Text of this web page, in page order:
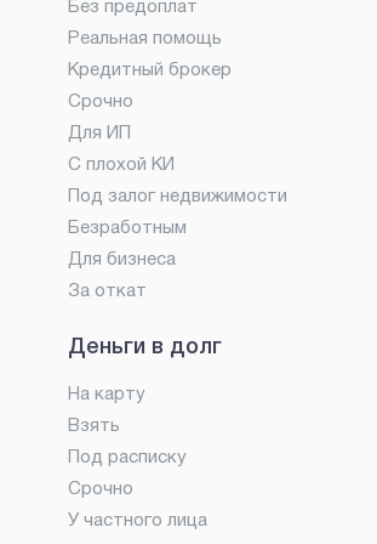
Без предоплат
Реальная помощь
Кредитный брокер
Срочно
Для ИП
С плохой КИ
Под залог недвижимости
Безработным
Для бизнеса
За откат
Деньги в долг
На карту
Взять
Под расписку
Срочно
У частного лица